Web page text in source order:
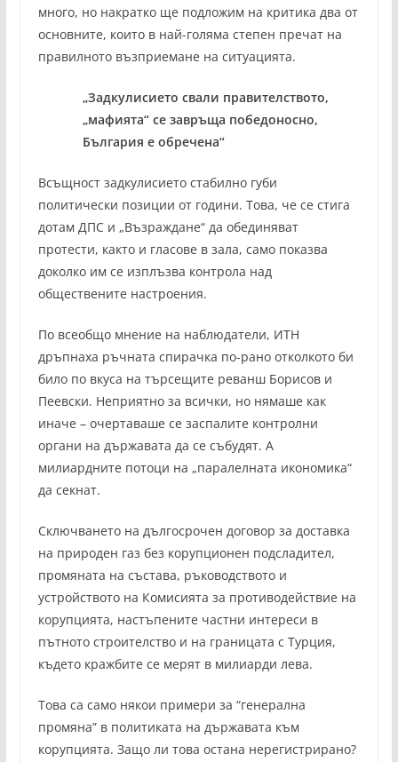
много, но накратко ще подложим на критика два от
основните, които в най-голяма степен пречат на
правилното възприемане на ситуацията.
„Задкулисието свали правителството,
„мафията“ се завръща победоносно,
България е обречена“
Всъщност задкулисието стабилно губи
политически позиции от години. Това, че се стига
дотам ДПС и „Възраждане“ да обединяват
протести, както и гласове в зала, само показва
доколко им се изплъзва контрола над
обществените настроения.
По всеобщо мнение на наблюдатели, ИТН
дръпнаха ръчната спирачка по-рано отколкото би
било по вкуса на търсещите реванш Борисов и
Пеевски. Неприятно за всички, но нямаше как
иначе – очертаваше се заспалите контролни
органи на държавата да се събудят. А
милиардните потоци на „паралелната икономика“
да секнат.
Сключването на дългосрочен договор за доставка
на природен газ без корупционен подсладител,
промяната на състава, ръководството и
устройството на Комисията за противодействие на
корупцията, настъпените частни интереси в
пътното строителство и на границата с Турция,
където кражбите се мерят в милиарди лева.
Това са само някои примери за “генерална
промяна” в политиката на държавата към
корупцията. Защо ли това остана нерегистрирано?